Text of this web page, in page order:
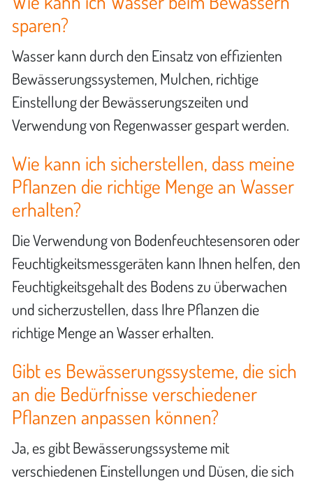
sparen?
Wasser kann durch den Einsatz von effizienten
Bewässerungssystemen, Mulchen, richtige
Einstellung der Bewässerungszeiten und
Verwendung von Regenwasser gespart werden.
Wie kann ich sicherstellen, dass meine
Pflanzen die richtige Menge an Wasser
erhalten?
Die Verwendung von Bodenfeuchtesensoren oder
Feuchtigkeitsmessgeräten kann Ihnen helfen, den
Feuchtigkeitsgehalt des Bodens zu überwachen
und sicherzustellen, dass Ihre Pflanzen die
richtige Menge an Wasser erhalten.
Gibt es Bewässerungssysteme, die sich
an die Bedürfnisse verschiedener
Pflanzen anpassen können?
Ja, es gibt Bewässerungssysteme mit
verschiedenen Einstellungen und Düsen, die sich